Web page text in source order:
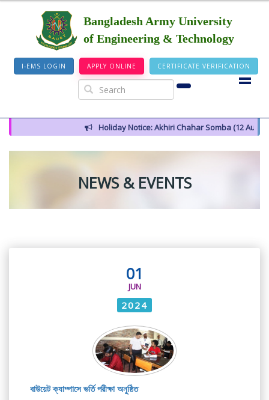
Bangladesh Army University
of Engineering & Technology
I-EMS LOGIN APPLY ONLINE CERTIFICATE VERIFICATION
Holiday Notice: Akhiri Chahar Somba (12 August 2026)
NEWS & EVENTS
01
JUN
2024
বাউয়েট ক্যাম্পাসে ভর্তি পরীক্ষা অনুষ্ঠিত